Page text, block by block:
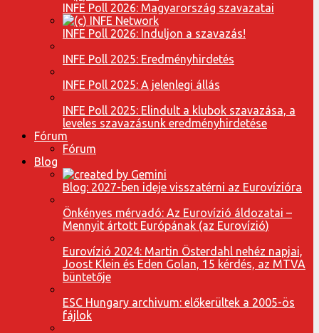
INFE Poll 2026: Magyarország szavazatai
INFE Poll 2026: Induljon a szavazás!
INFE Poll 2025: Eredményhirdetés
INFE Poll 2025: A jelenlegi állás
INFE Poll 2025: Elindult a klubok szavazása, a
leveles szavazásunk eredményhirdetése
Fórum
Fórum
Blog
Blog: 2027-ben ideje visszatérni az Eurovízióra
Önkényes mérvadó: Az Eurovízió áldozatai –
Mennyit ártott Európának (az Eurovízió)
Eurovízió 2024: Martin Österdahl nehéz napjai,
Joost Klein és Eden Golan, 15 kérdés, az MTVA
büntetője
ESC Hungary archivum: előkerültek a 2005-ös
fájlok